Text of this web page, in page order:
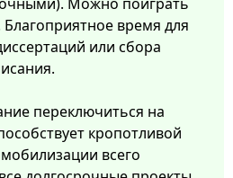
время для
или сбора
переключиться на
кропотливой
всего